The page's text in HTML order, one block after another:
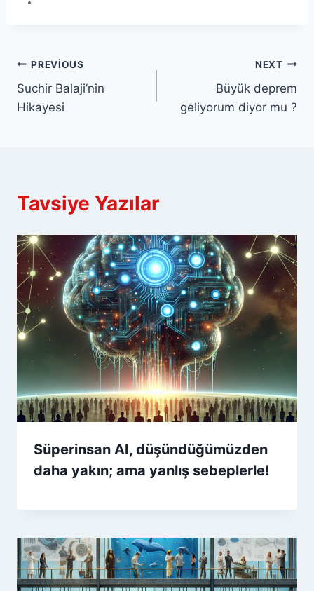
Yazı
gezinmesi
PREVIOUS
Suchir Balaji’nin
Hikayesi
NEXT
Büyük deprem
geliyorum diyor mu ?
Tavsiye Yazılar
Süperinsan AI, düşündüğümüzden
daha yakın; ama yanlış sebeplerle!